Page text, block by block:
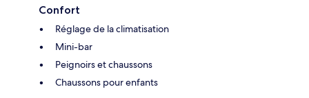
Confort
Réglage de la climatisation
Mini-bar
Peignoirs et chaussons
Chaussons pour enfants